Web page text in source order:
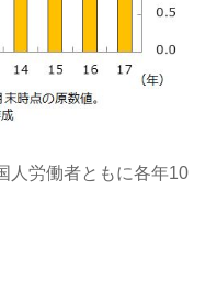
人労働者ともに各年10